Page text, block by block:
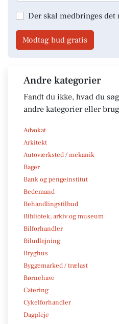
Der skal medbringes
Modtag bud gratis
Andre kategorier
Fandt du ikke, hvad du
andre kategorier eller
Advokat
Arkitekt
Autoværksted / mekanik
Bager
Bank og pengeinstitut
Bedemand
Behandlingstilbud
Bibliotek, arkiv og museum
Bilforhandler
Biludlejning
Bryghus
Byggemarked / trælast
Børnehave
Catering
Cykelforhandler
Dagpleje